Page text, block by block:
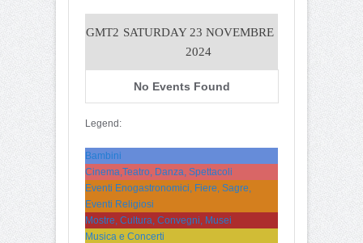
GMT2 SATURDAY 23 NOVEMBRE
2024
No Events Found
Legend:
Bambini
Cinema,Teatro, Danza, Spettacoli
Eventi Enogastronomici, Fiere, Sagre,
Eventi Religiosi
Mostre, Cultura, Convegni, Musei
Musica e Concerti